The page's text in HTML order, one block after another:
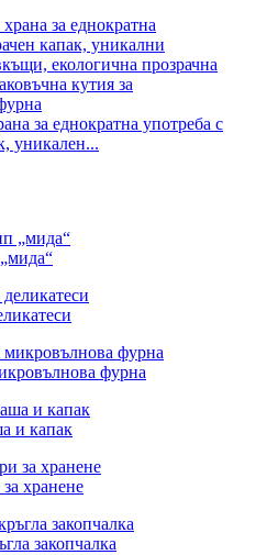
за еднократна употреба с
уникален...
фурна
и капак
хранене
закопчалка